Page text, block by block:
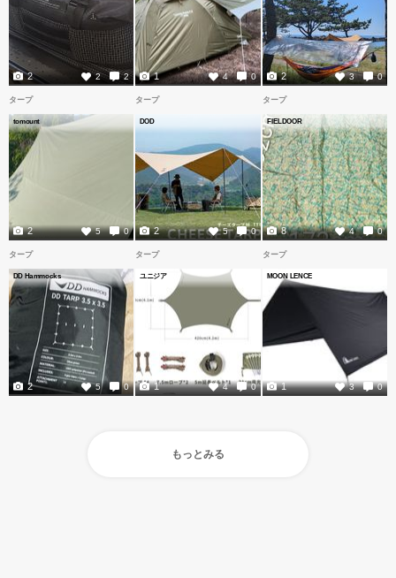
2 2
2 4 0
1 3 0
2
タープ
tomount
5 0
2
タープ
DOD
5 0
2
タープ
FIELDOOR
4 0
8
タープ
DD Hammocks
5 0
2
タープ
ユニジア
4 0
1
タープ
MOON LENCE
3 0
1
もっとみる